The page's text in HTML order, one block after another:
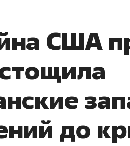
США
до